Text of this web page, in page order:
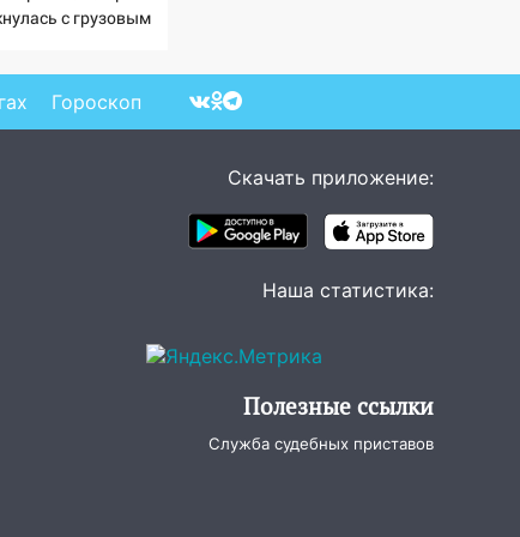
с грузовым
с места ЧПГороскоп
Скачать приложение:
Наша статистика:
Полезные ссылки
Служба судебных приставов